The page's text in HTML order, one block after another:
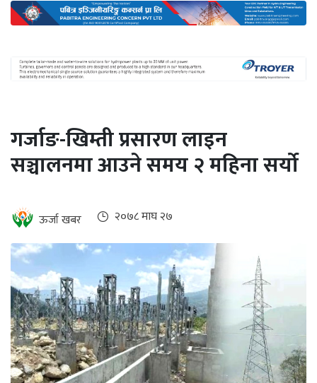
ऊर्जा
दक्षता
खबर
हरित
इभी
सम्पादकीय
बैंक
पर्यटन
भिडियो
छापा
गर्जाङ-खिम्ती प्रसारण लाइन
सञ्चालनमा आउने समय २ महिना सर्यो
ऊर्जा खबर २०७८ माघ २७